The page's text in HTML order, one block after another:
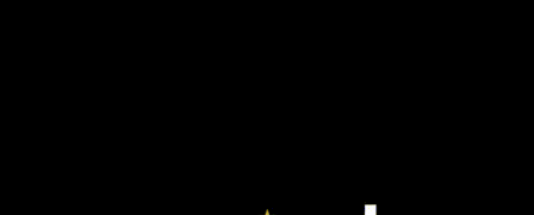
PPAT, yakni menerapkan prinsip kehati-hatian dan